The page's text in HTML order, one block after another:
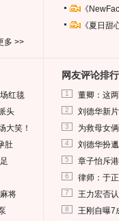
多 >>
《
《夏日
红毯
头
大笑！
肚
将
网友评论排行
1 董卿：这
2 刘德华新
3 为救母女
4 刘德华扮
5 章子怡斥
6 律师：于
7 王力宏否
8 王刚自曝7